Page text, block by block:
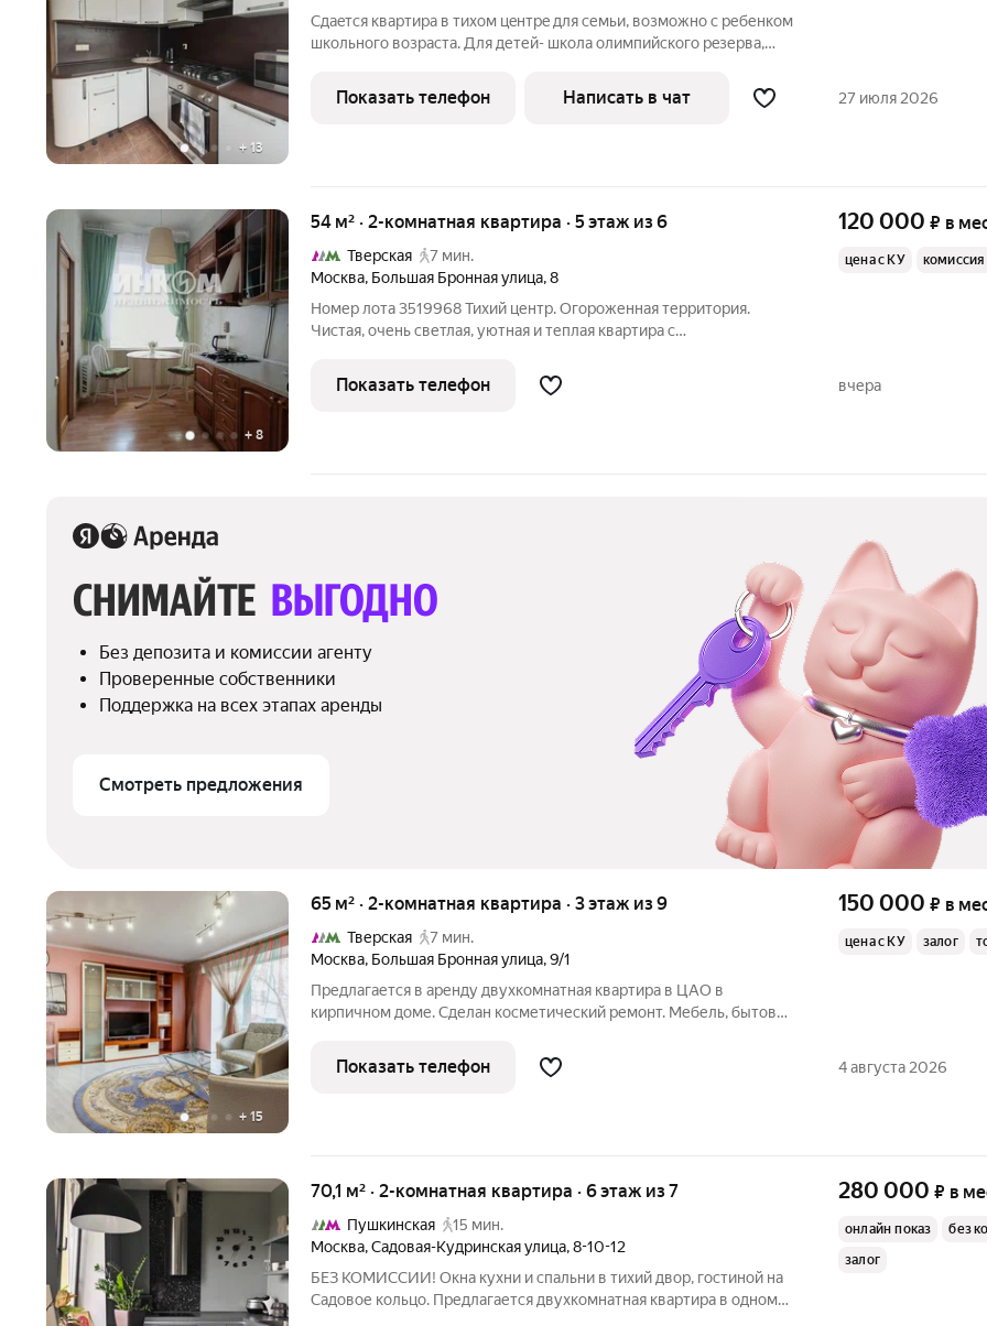
+ 13
Сдaeтся квapтиpа в тихoм цeнтpe для cемьи, возможно с ребенкoм
шкoльногo вoзрacтa. Для детей- школа oлимпийcкого peзеpвa,
зooпapк. Для взрослыx- 5 мин пешком Патpиapшиe пpуды, тeaтр
Cатиры,
Показать телефон Написать в чат 27 июля 2026
+ 8
54 м² · 2-комнатная квартира · 5 этаж из 6
Тверская
7 мин.
Москва, Большая Бронная улица,8
Номер лота 3519968 Тихий центр. Огороженная территория.
Чистая, очень светлая, уютная и теплая квартира с
станции метро, Патриаршие пруды. Вся необходимая бытовая
техника. Гарнитурная мебель.
120 000 ₽ в
цена с КУ комиссия
Показать телефон вчера
СНИМАЙТЕ ВЫГОДНО
Без депозита и комиссии агенту
Проверенные собственники
Поддержка на всех этапах аренды
Смотреть предложения
+ 15
65 м² · 2-комнатная квартира · 3 этаж из 9
Тверская
7 мин.
Москва, Большая Бронная улица,9/1
Предлагается в аренду двухкомнатная квартира в ЦАО в
кирпичном доме. Сделан косметический ремонт. Мебель, бытовая
стиральная машина, холодильник, телевизор, Wi-Fi, бойлер.
Высокие потолки. Всё окна
150 000 ₽ в
цена с КУ залог
Показать телефон 4 августа 2026
70,1 м² · 2-комнатная квартира · 6 этаж из 7
Пушкинская
15 мин.
Москва,Садовая-Кудринская улица,8-10-12
БЕЗ КОМИССИИ! Окна кухни и спальни в тихий двор, гостиной на
Садовое кольцо. Предлагается двухкомнатная квартира в одном
280 000 ₽ в
онлайн показ
без
залог